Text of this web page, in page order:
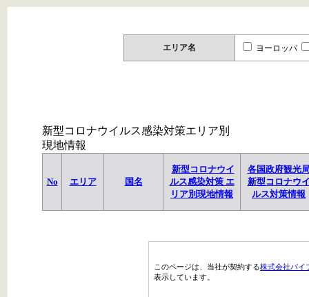
エリア名 ヨーロッパ
新型コロナウイルス感染対策エリア別
現地情報
No エリア 国名
新型コロナウイ
ルス感染対策 エ
リア別現地情報
各国政府観光
新型コロナウ
ルス対策情報
このページは、当社が契約する株式会社パイ
表示しています。